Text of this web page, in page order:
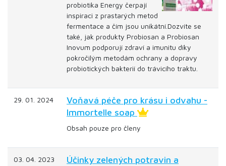
probiotika Energy čerpají
inspiraci z prastarých metod
fermentace a čím jsou unikátní.Dozvíte se
také, jak produkty Probiosan a Probiosan
Inovum podporují zdraví a imunitu díky
pokročilým metodám ochrany a dopravy
probiotických bakterií do trávicího traktu.
29. 01. 2024
Voňavá péče pro krásu i odvahu -
Immortelle soap
Obsah pouze pro členy
03. 04. 2023
Účinky zelených potravin a